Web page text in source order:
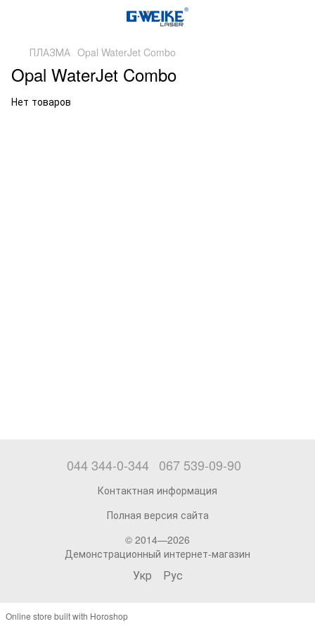
ПЛАЗМА Opal WaterJet Combo
Opal WaterJet Combo
Нет товаров
044 344-0-344 067 539-09-90
Контактная информация
Полная версия сайта
© 2014—2026
Демонстрационный интернет-магазин
Укр Рус
Online store built with Horoshop